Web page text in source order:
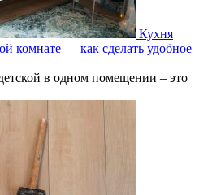
Кухня
комнате — как сделать удобное
в одном помещении – это